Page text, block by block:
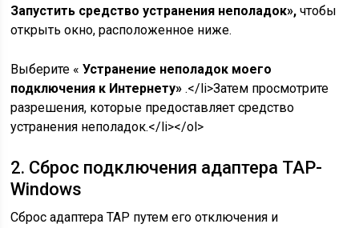
Запустить средство устранения неполадок», чтобы
открыть окно, расположенное ниже.
Выберите «Устранение неполадок моего
подключения к Интернету» .</li>Затем просмотрите
разрешения, которые предоставляет средство
устранения неполадок.</li></ol>
2. Сброс подключения адаптера TAP-
Windows
Сброс адаптера TAP путем его отключения и